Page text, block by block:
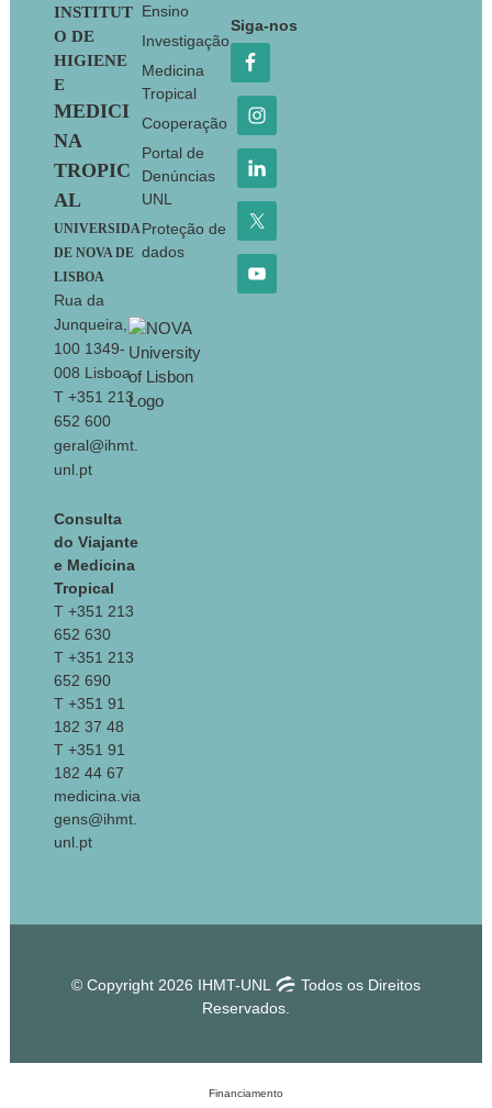
Footer
INSTITUT
O DE
HIGIENE
E
MEDICI
NA
TROPIC
AL
UNIVERSIDA
DE NOVA DE
LISBOA
Rua da
Junqueira,
100 1349-
008 Lisboa
T +351 213
652 600
geral@ihmt.
unl.pt
Consulta
do Viajante
e Medicina
Tropical
T +351 213
652 630
T +351 213
652 690
T +351 91
182 37 48
T +351 91
182 44 67
medicina.via
gens@ihmt.
unl.pt
Ensino
Investigação
Medicina
Tropical
Cooperação
Portal de
Denúncias
UNL
Proteção de
dados
Siga-nos
© Copyright 2026 IHMT-UNL
Todos os Direitos
Reservados.
Financiamento